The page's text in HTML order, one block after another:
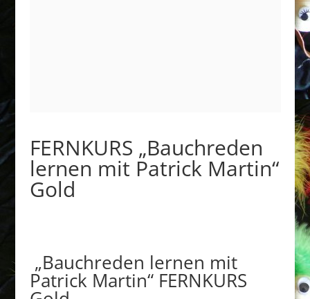
FERNKURS „Bauchreden
lernen mit Patrick Martin“
Gold
„Bauchreden lernen mit
Patrick Martin“ FERNKURS